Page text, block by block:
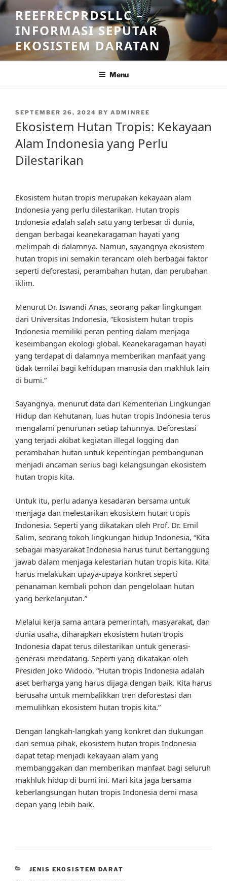
Skip
to
content
REEFRECPRDSLLC –
INFORMASI SEPUTAR
EKOSISTEM DARATAN
Menu
POSTED
ON
SEPTEMBER 26, 2024 BY ADMINREE
Ekosistem Hutan Tropis: Kekayaan
Alam Indonesia yang Perlu
Dilestarikan
Ekosistem hutan tropis merupakan kekayaan alam
Indonesia yang perlu dilestarikan. Hutan tropis
Indonesia adalah salah satu yang terbesar di dunia,
dengan berbagai keanekaragaman hayati yang
melimpah di dalamnya. Namun, sayangnya ekosistem
hutan tropis ini semakin terancam oleh berbagai faktor
seperti deforestasi, perambahan hutan, dan perubahan
iklim.
Menurut Dr. Iswandi Anas, seorang pakar lingkungan
dari Universitas Indonesia, “Ekosistem hutan tropis
Indonesia memiliki peran penting dalam menjaga
keseimbangan ekologi global. Keanekaragaman hayati
yang terdapat di dalamnya memberikan manfaat yang
tidak ternilai bagi kehidupan manusia dan makhluk lain
di bumi.”
Sayangnya, menurut data dari Kementerian Lingkungan
Hidup dan Kehutanan, luas hutan tropis Indonesia terus
mengalami penurunan setiap tahunnya. Deforestasi
yang terjadi akibat kegiatan illegal logging dan
perambahan hutan untuk kepentingan pembangunan
menjadi ancaman serius bagi kelangsungan ekosistem
hutan tropis kita.
Untuk itu, perlu adanya kesadaran bersama untuk
menjaga dan melestarikan ekosistem hutan tropis
Indonesia. Seperti yang dikatakan oleh Prof. Dr. Emil
Salim, seorang tokoh lingkungan hidup Indonesia, “Kita
sebagai masyarakat Indonesia harus turut bertanggung
jawab dalam menjaga kelestarian hutan tropis kita. Kita
harus melakukan upaya-upaya konkret seperti
penanaman kembali pohon dan pengelolaan hutan
yang berkelanjutan.”
Melalui kerja sama antara pemerintah, masyarakat, dan
dunia usaha, diharapkan ekosistem hutan tropis
Indonesia dapat terus dilestarikan untuk generasi-
generasi mendatang. Seperti yang dikatakan oleh
Presiden Joko Widodo, “Hutan tropis Indonesia adalah
aset berharga yang harus dijaga dengan baik. Kita harus
berusaha untuk membalikkan tren deforestasi dan
memulihkan ekosistem hutan tropis kita.”
Dengan langkah-langkah yang konkret dan dukungan
dari semua pihak, ekosistem hutan tropis Indonesia
dapat tetap menjadi kekayaan alam yang
membanggakan dan memberikan manfaat bagi seluruh
makhluk hidup di bumi ini. Mari kita jaga bersama
keberlangsungan hutan tropis Indonesia demi masa
depan yang lebih baik.
CATEGORIES
JENIS EKOSISTEM DARAT